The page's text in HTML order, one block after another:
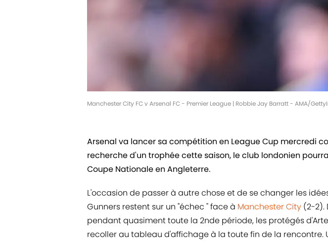
Manchester City FC v Arsenal FC - Premier League | Robbie Jay Barratt - AMA/
Arsenal va lancer sa compétition en League Cup mercredi
recherche d'un trophée cette saison, le club londonien
Coupe Nationale en Angleterre.
L'occasion de passer à autre chose et de se changer les
Gunners restent sur un "échec " face à Manchester City (2-2).
pendant quasiment toute la 2nde période, les protégés
recoller au tableau d'affichage à la toute fin de la rencontre.